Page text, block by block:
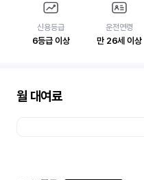
신용등급
6등급 이상
운전연령
만 26세 이상
월 대여료